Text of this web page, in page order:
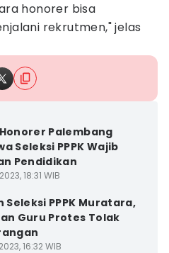
honorer bisa
rekrutmen," jelas
Palembang
Seleksi PPPK Wajib
Pendidikan
18:31 WIB
Seleksi PPPK Muratara,
Guru Protes Tolak
16:32 WIB